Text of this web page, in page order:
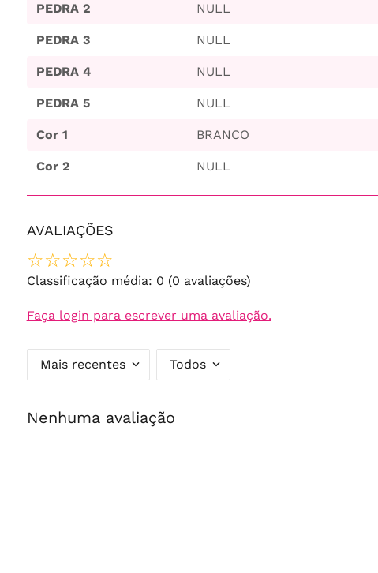
PEDRA 2 NULL
PEDRA 3 NULL
PEDRA 4 NULL
PEDRA 5 NULL
Cor 1 BRANCO
Cor 2 NULL
AVALIAÇÕES
☆☆☆☆☆
Classificação média: 0 (0 avaliações)
Faça login para escrever uma avaliação.
Mais recentes Todos
Nenhuma avaliação